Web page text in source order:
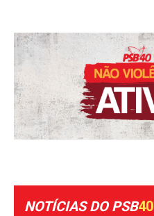
NOTÍCIAS DO PSB40